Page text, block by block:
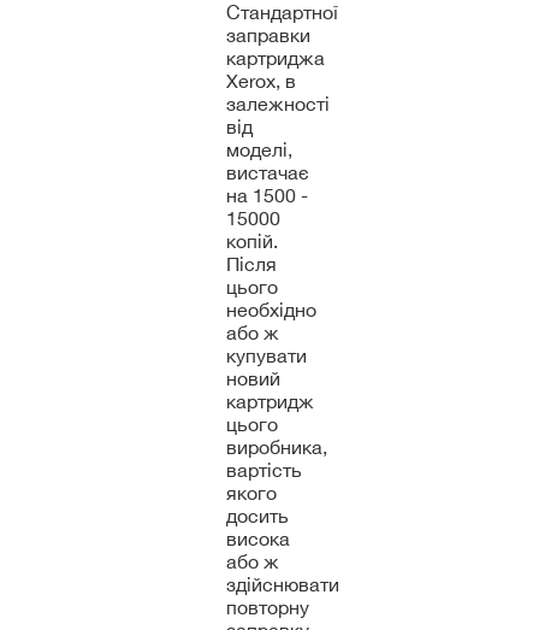
Стандартної
заправки
картриджа
Xerox, в
залежності
від
моделі,
вистачає
на 1500 -
15000
копій.
Після
цього
необхідно
або ж
купувати
новий
картридж
цього
виробника,
вартість
якого
досить
висока
або ж
здійснювати
повторну